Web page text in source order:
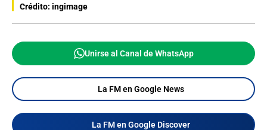
Crédito: ingimage
Unirse al Canal de WhatsApp
La FM en Google News
La FM en Google Discover